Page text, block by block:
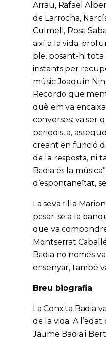
Arrau, Rafael
de Larrocha,
Culmell, Rosa
així a la vida:
ple, posant-hi tota
instants per
músic Joaquín
Recordo que
què em va
converses: va ser
periodista,
creant en funció
de la resposta, ni
Badia és la
d’espontaneïtat,
La seva filla
posar-se a la
que va
Montserrat
Badia no només
ensenyar, també
Breu biografia
La Conxita Badia
de la vida. A
Jaume Badia i